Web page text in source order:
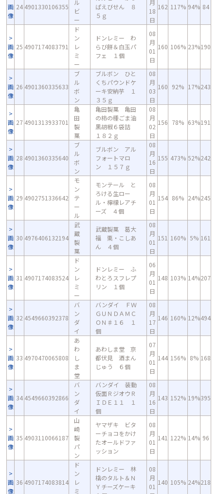
画
像
24 4901330106355
ル
ビ
ー
ぱえびせん ８
５ｇ
月
18
日
162 117% 94% 84
画
像
25 4907174083791
ド
ン
レ
ミ
ー
ドンレミー わ
らび餅＆白玉パ
フェ １個
08
月
01
日
160 106% 23%190
画
像
26 4901360335633
ブ
ル
ボ
ン
ブルボン ひと
くちパウンドケ
ーキ安納芋 １
３５ｇ
08
月
03
日
160 92% 17%243
画
像
27 4901313933701
亀
田
製
菓
亀田製菓 亀田
の柿の種ごま油
黒胡椒６袋詰
１８２ｇ
08
月
02
日
156 78% 63%191
画
像
28 4901360335640
ブ
ル
ボ
ン
ブルボン アル
フォートマロ
ン １５７ｇ
08
月
16
日
155 473% 52%242
画
像
29 4902751336642
モ
ン
テ
ー
ル
モンテール と
ろける生ロー
ル・檸檬レアチ
ーズ ４個
08
月
01
日
154 86% 24%245
画
像
30 4976406132194
武
蔵
製
菓
武蔵製菓 葛大
福 栗・こしあ
ん ４個
08
月
01
日
151 160% 5% 161
画
像
31 4907174083524
ド
ン
レ
ミ
ー
ドンレミー ふ
わとろスフレプ
リン １個
06
月
01
日
148 103% 14%207
画
像
32 4549660392378
バ
ン
ダ
イ
バンダイ ＦＷ
ＧＵＮＤＡＭＣ
ＯＮ♯１６ １
個
08
月
17
日
146 160% 12%494
画
像
33 4970470065808
あ
わ
し
ま
堂
あわしま堂 京
都伏見 酒まん
じゅう ６個
07
月
01
日
144 156% 8% 168
画
像
34 4549660392866
バ
ン
ダ
イ
バンダイ 装動
仮面ＲジオウＲ
ＩＤＥ１１ １
個
08
月
16
日
143 152% 19%395
画
像
35 4903110066187
山
崎
製
パ
ン
ヤマザキ ビタ
ーチョコをかけ
たオールドファ
ッション
08
月
01
日
141 122% 14% 96
画
像
36 4907174083814
ド
ン
レ
ミ
ドンレミー 林
檎のタルト＆Ｎ
Ｙチーズケーキ
08
月
01
140 105% 24%218